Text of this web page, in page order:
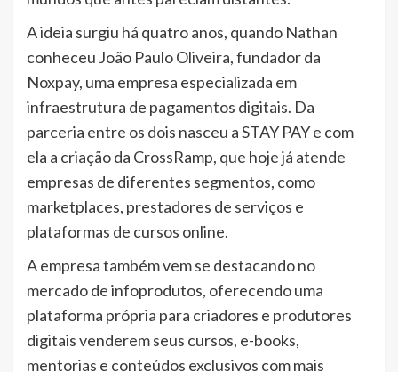
A ideia surgiu há quatro anos, quando Nathan
conheceu João Paulo Oliveira, fundador da
Noxpay, uma empresa especializada em
infraestrutura de pagamentos digitais. Da
parceria entre os dois nasceu a STAY PAY e com
ela a criação da CrossRamp, que hoje já atende
empresas de diferentes segmentos, como
marketplaces, prestadores de serviços e
plataformas de cursos online.
A empresa também vem se destacando no
mercado de infoprodutos, oferecendo uma
plataforma própria para criadores e produtores
digitais venderem seus cursos, e-books,
mentorias e conteúdos exclusivos com mais